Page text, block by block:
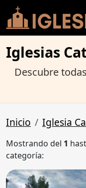
Iglesias
Descubre
Inicio Iglesia
Mostrando del 1
categoría: